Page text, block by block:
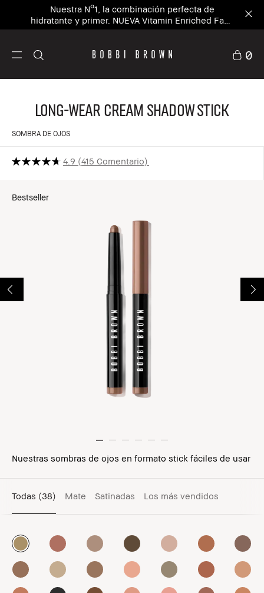
Nuestra Nº1, la combinación perfecta de
hidratante y primer. NUEVA Vitamin Enriched Face
Base+
0
Long-Wear Cream Shadow Stick
SOMBRA DE OJOS
4.9 415 Comentario
Bestseller
Nuestras sombras de ojos en formato stick fáciles de usar
Todas (38) Mate Satinadas Los más vendidos